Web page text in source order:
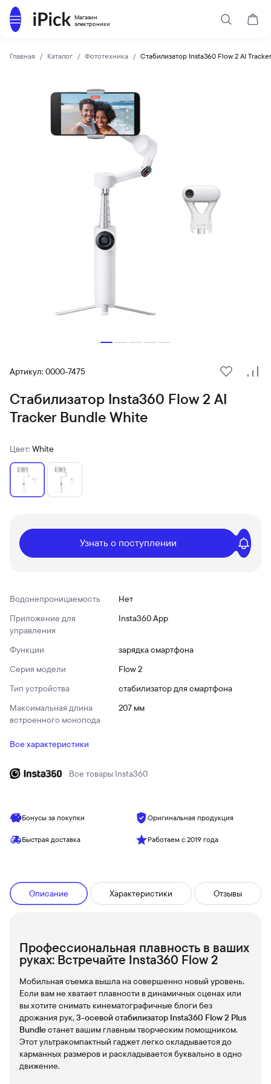
Магазин
электроники
Каталог
Поиск
Главная Каталог Фототехника Стабилизатор Insta360 Flow 2 AI
Артикул: 0000-7475
В
Стабилизатор Insta360 Flow 2 AI
Tracker Bundle White
Цвет: White
Узнать о поступлении
Водонепроницаемость
Нет
Приложение для
управления
Insta360 App
Функции
зарядка смартфона
Серия модели
Flow 2
Тип устройства
стабилизатор для смартфона
Максимальная длина
встроенного монопода
207 мм
Все характеристики
Все товары Insta360
Бонусы за покупки Оригинальная продукция
Быстрая доставка Работаем с 2019 года
Описание Характеристики Отзывы
Профессиональная плавность в ваших
руках: Встречайте Insta360 Flow 2
Мобильная съемка вышла на совершенно новый уровень.
Если вам не хватает плавности в динамичных сценах или
вы хотите снимать кинематографичные блоги без
дрожания рук,3-осевой стабилизатор Insta360 Flow 2 Plus
Bundleстанет вашим главным творческим помощником.
Этот ультракомпактный гаджет легко складывается до
карманных размеров и раскладывается буквально в одно
движение.